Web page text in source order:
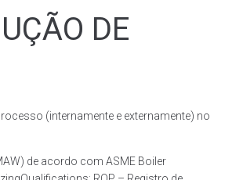
DE
(internamente e externamente) no
de acordo com ASME Boiler